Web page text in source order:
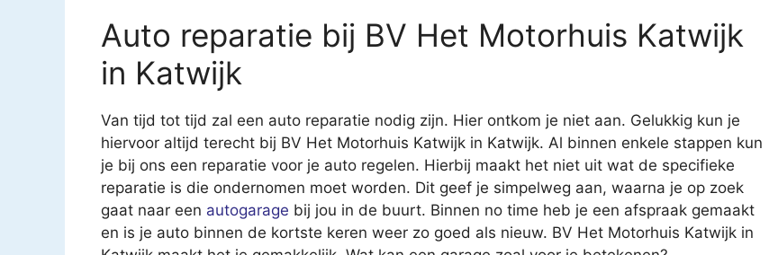
Auto reparatie bij BV Het Motorhuis Katwijk
in Katwijk
Van tijd tot tijd zal een auto reparatie nodig zijn. Hier ontkom je niet aan. Gelukkig kun je
hiervoor altijd terecht bij BV Het Motorhuis Katwijk in Katwijk. Al binnen enkele stappen kun
je bij ons een reparatie voor je auto regelen. Hierbij maakt het niet uit wat de specifieke
reparatie is die ondernomen moet worden. Dit geef je simpelweg aan, waarna je op zoek
gaat naar een autogarage bij jou in de buurt. Binnen no time heb je een afspraak gemaakt
en is je auto binnen de kortste keren weer zo goed als nieuw. BV Het Motorhuis Katwijk in